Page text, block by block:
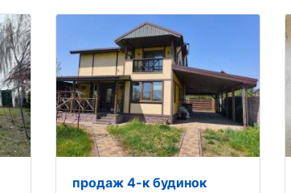
продаж 4-к будинок